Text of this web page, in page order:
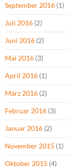
September 2016 (1)
Juli 2016 (2)
Juni 2016 (2)
Mai 2016 (3)
April 2016 (1)
März 2016 (2)
Februar 2016 (3)
Januar 2016 (2)
November 2015 (1)
Oktober 2015 (4)